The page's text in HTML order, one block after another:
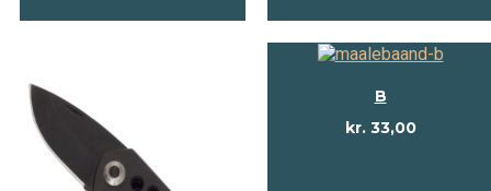
B
kr.33,00